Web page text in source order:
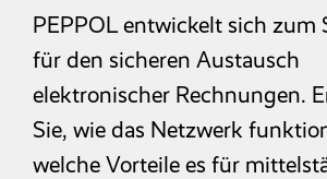
Finanzbuchhaltung
Kostenrechnung
PEPPOL entwickelt sich zum
für den sicheren Austausch
elektronischer Rechnungen.
Sie, wie das Netzwerk
welche Vorteile es für